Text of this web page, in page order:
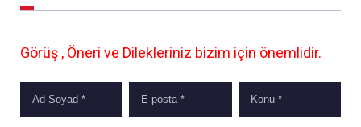
Görüş , Öneri ve Dilekleriniz bizim için önemlidir.